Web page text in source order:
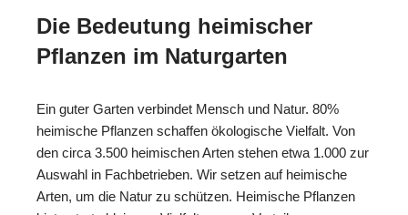
Die Bedeutung heimischer
Pflanzen im Naturgarten
Ein guter Garten verbindet Mensch und Natur. 80%
heimische Pflanzen schaffen ökologische Vielfalt. Von
den circa 3.500 heimischen Arten stehen etwa 1.000 zur
Auswahl in Fachbetrieben. Wir setzen auf heimische
Arten, um die Natur zu schützen. Heimische Pflanzen